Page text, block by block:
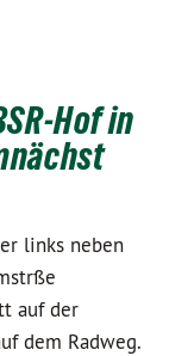
Hof in
links neben
auf der
dem Radweg.